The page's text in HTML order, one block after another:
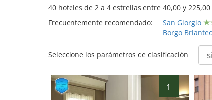
40 hoteles de 2 a 4 estrellas entre 40,00 y
Frecuentemente recomendado:
San Giorgio
Borgo Brianteo
Seleccione los parámetros de clasificación
1